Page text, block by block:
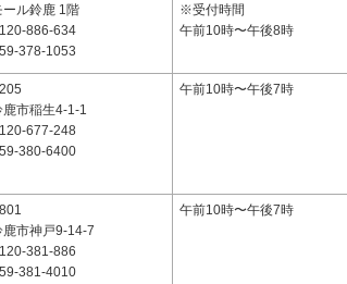
ール鈴鹿 1階
886-634
378-1053
※受付時間
午前10時〜午後8時
市稲生4-1-1
677-248
380-6400
午前10時〜午後7時
鹿市神戸9-14-7
381-886
381-4010
午前10時〜午後7時